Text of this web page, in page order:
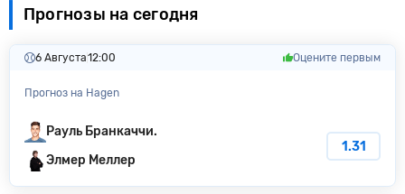
Прогнозы на сегодня
6 Августа12:00 Оцените первым
Прогноз на Hagen
Рауль Бранкаччи.
Элмер Меллер
1.31